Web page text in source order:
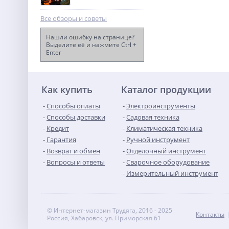
Лобзик акк. Greenworks
GD24JS120, 24V, б/щет, 120
Все обзоры и советы
Нашли ошибку на странице?
Выделите её и нажмите Ctrl +
Enter
Как купить
Способы оплаты
Способы доставки
Кредит
Гарантия
Возврат и обмен
Вопросы и ответы
Каталог продукции
Электроинструменты
Садовая техника
Климатическая техника
Ручной инструмент
Отделочный инструмент
Сварочное оборудование
Измерительный инструмент
© Интернет-магазин Трудяга, 2016 - 2025
Россия, Хабаровск, ул. Приморская 61
Контакты